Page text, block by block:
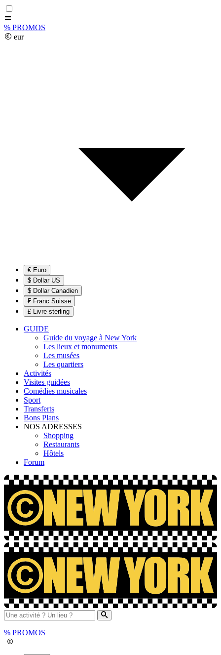
% PROMOS
eur
€ Euro
$ Dollar US
$ Dollar Canadien
₣ Franc Suisse
£ Livre sterling
GUIDE
Guide du voyage à New York
Les lieux et monuments
Les musées
Les quartiers
Activités
Visites guidées
Comédies musicales
Sport
Transferts
Bons Plans
NOS ADRESSES
Shopping
Restaurants
Hôtels
Forum
% PROMOS